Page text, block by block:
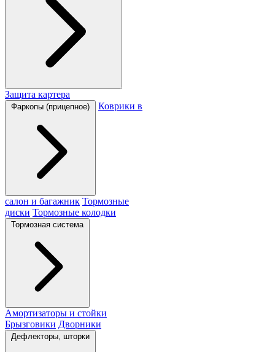
Защита картера
Фаркопы (прицепное) Коврики в
салон и багажник Тормозные
диски Тормозные колодки
Тормозная система
Амортизаторы и стойки
Брызговики Дворники
Дефлекторы, шторки